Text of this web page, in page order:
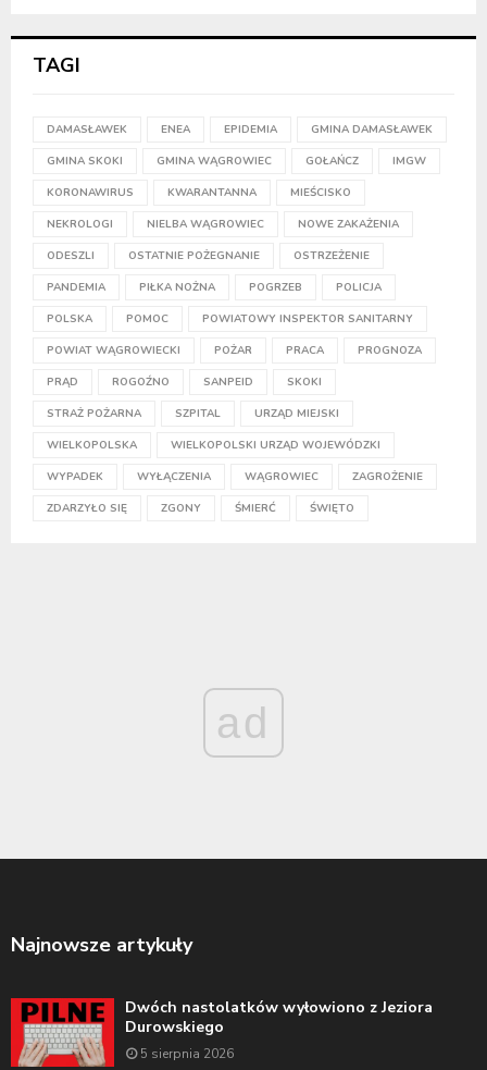
TAGI
DAMASŁAWEK ENEA EPIDEMIA GMINA DAMASŁAWEK
GMINA SKOKI GMINA WĄGROWIEC GOŁAŃCZ IMGW
KORONAWIRUS KWARANTANNA MIEŚCISKO
NEKROLOGI NIELBA WĄGROWIEC NOWE ZAKAŻENIA
ODESZLI OSTATNIE POŻEGNANIE OSTRZEŻENIE
PANDEMIA PIŁKA NOŻNA POGRZEB POLICJA
POLSKA POMOC POWIATOWY INSPEKTOR SANITARNY
POWIAT WĄGROWIECKI POŻAR PRACA PROGNOZA
PRĄD ROGOŹNO SANPEID SKOKI
STRAŻ POŻARNA SZPITAL URZĄD MIEJSKI
WIELKOPOLSKA WIELKOPOLSKI URZĄD WOJEWÓDZKI
WYPADEK WYŁĄCZENIA WĄGROWIEC ZAGROŻENIE
ZDARZYŁO SIĘ ZGONY ŚMIERĆ ŚWIĘTO
ad
Najnowsze artykuły
Dwóch nastolatków wyłowiono z Jeziora
Durowskiego
5 sierpnia 2026